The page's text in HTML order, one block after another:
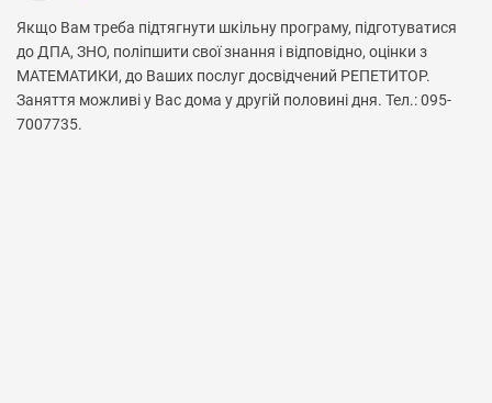
Якщо Вам треба підтягнути шкільну програму, підготуватися
до ДПА, ЗНО, поліпшити свої знання і відповідно, оцінки з
МАТЕМАТИКИ, до Ваших послуг досвідчений РЕПЕТИТОР.
Заняття можливі у Вас дома у другій половині дня. Тел.: 095-
7007735.